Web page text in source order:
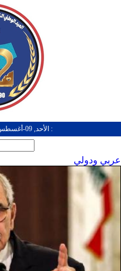
: الأحد, 09-أغسطس-2026 الساعة: 11:17 ص
عربي ودولي